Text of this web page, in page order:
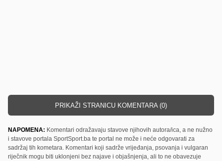
PRIKAŽI STRANICU KOMENTARA (0)
NAPOMENA: Komentari odražavaju stavove njihovih autora/ica, a ne nužno
i stavove portala SportSport.ba te portal ne može i neće odgovarati za
sadržaj tih kometara. Komentari koji sadrže vrijeđanja, psovanja i vulgaran
riječnik mogu biti uklonjeni bez najave i objašnjenja, ali to ne obavezuje